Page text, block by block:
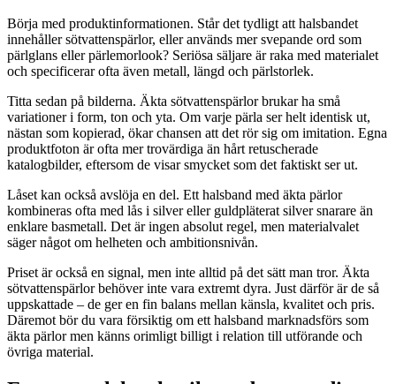
Börja med produktinformationen. Står det tydligt att halsbandet
innehåller sötvattenspärlor, eller används mer svepande ord som
pärlglans eller pärlemorlook? Seriösa säljare är raka med materialet
och specificerar ofta även metall, längd och pärlstorlek.
Titta sedan på bilderna. Äkta sötvattenspärlor brukar ha små
variationer i form, ton och yta. Om varje pärla ser helt identisk ut,
nästan som kopierad, ökar chansen att det rör sig om imitation. Egna
produktfoton är ofta mer trovärdiga än hårt retuscherade
katalogbilder, eftersom de visar smycket som det faktiskt ser ut.
Låset kan också avslöja en del. Ett halsband med äkta pärlor
kombineras ofta med lås i silver eller guldpläterat silver snarare än
enklare basmetall. Det är ingen absolut regel, men materialvalet
säger något om helheten och ambitionsnivån.
Priset är också en signal, men inte alltid på det sätt man tror. Äkta
sötvattenspärlor behöver inte vara extremt dyra. Just därför är de så
uppskattade – de ger en fin balans mellan känsla, kvalitet och pris.
Däremot bör du vara försiktig om ett halsband marknadsförs som
äkta pärlor men känns orimligt billigt i relation till utförande och
övriga material.